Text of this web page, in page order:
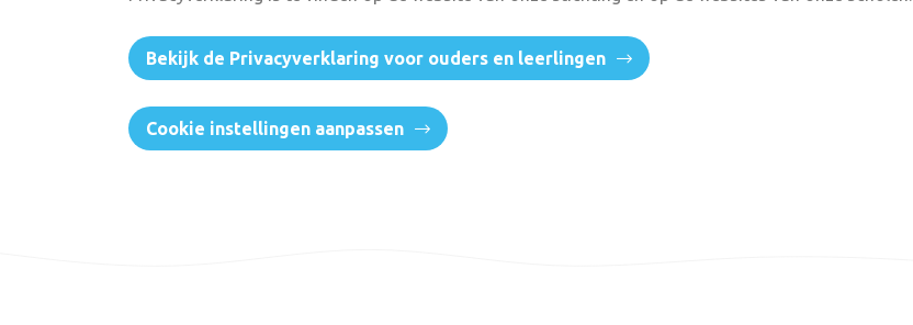
Bekijk de Privacyverklaring voor ouders en leerlingen
Cookie instellingen aanpassen